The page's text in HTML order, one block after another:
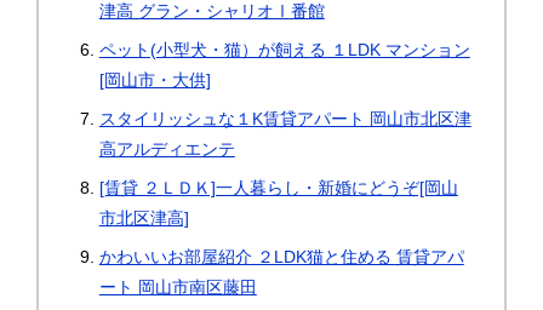
津高 グラン・シャリオⅠ番館
ペット(小型犬・猫）が飼える １LDK マンション
[岡山市・大供]
スタイリッシュな１K賃貸アパート 岡山市北区津
高アルディエンテ
[賃貸 ２ＬＤＫ]一人暮らし・新婚にどうぞ[岡山
市北区津高]
かわいいお部屋紹介 ２LDK猫と住める 賃貸アパ
ート 岡山市南区藤田